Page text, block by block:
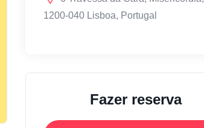
1200-040 Lisboa, Portugal
Fazer reserva